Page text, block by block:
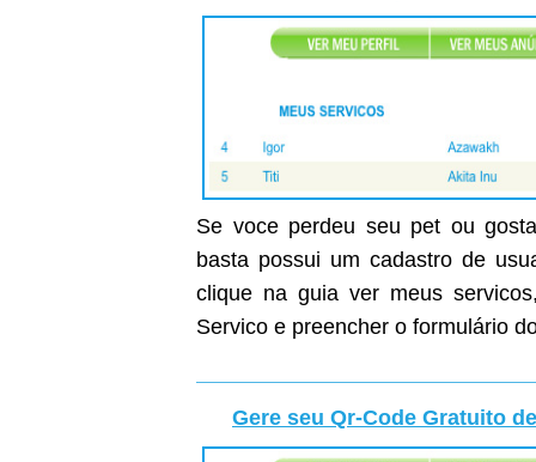
Se voce perdeu seu pet ou
basta possui um cadastro de
clique na guia ver meus
Servico e preencher o formulário
Gere seu Qr-Code Gratuito